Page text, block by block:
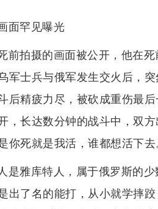
面罕见曝光
前拍摄的画面被公开，他在
军士兵与俄军发生交火后，
后精疲力尽，被砍成重伤最
，长达数分钟的战斗中，双
你死就是我活，谁都想活下
是雅库特人，属于俄罗斯的
出了名的能打，从小就学摔